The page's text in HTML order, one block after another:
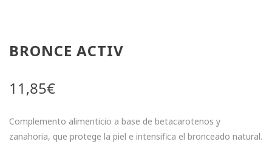
BRONCE ACTIV
11,85€
Complemento alimenticio a base de betacarotenos y
zanahoria, que protege la piel e intensifica el bronceado natural.